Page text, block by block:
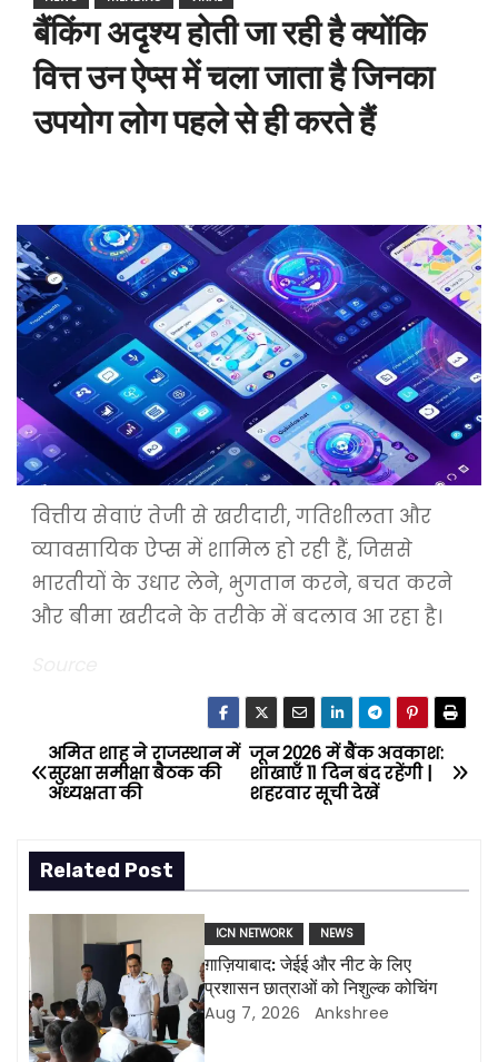
बैंकिंग अदृश्य होती जा रही है क्योंकि
वित्त उन ऐप्स में चला जाता है जिनका
उपयोग लोग पहले से ही करते हैं
वित्तीय सेवाएं तेजी से खरीदारी, गतिशीलता और
व्यावसायिक ऐप्स में शामिल हो रही हैं, जिससे
भारतीयों के उधार लेने, भुगतान करने, बचत करने
और बीमा खरीदने के तरीके में बदलाव आ रहा है।
P
o
s
t
n
a
v
जून 2026 में बैंक अवकाश:
शाखाएँ 11 दिन बंद रहेंगी |
शहरवार सूची देखें
अमित शाह ने राजस्थान में
सुरक्षा समीक्षा बैठक की
अध्यक्षता की
Related Post
ICN NETWORK NEWS
ग़ाज़ियाबाद: जेईई और नीट के लिए
प्रशासन छात्राओं को निशुल्क कोचिंग
Aug 7, 2026 Ankshree